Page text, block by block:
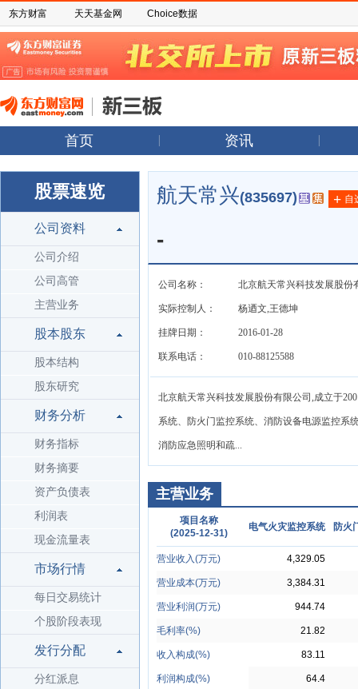
东方财富 天天基金网 Choice数据
首页 资讯
股票速览
公司资料
公司介绍
公司高管
主营业务
股本股东
股本结构
股东研究
财务分析
财务指标
财务摘要
资产负债表
利润表
现金流量表
市场行情
每日交易统计
个股阶段表现
发行分配
分红派息
航天常兴(835697) + 自
-
公司名称： 北京航天常兴科技发展股份
实际控制人： 杨迺文,王德坤
挂牌日期： 2016-01-28
联系电话： 010-88125588
北京航天常兴科技发展股份有限公司,成立于
系统、防火门监控系统、消防设备电源监控系
消防应急照明和疏...
主营业务
项目名称
(2025-12-31)
营业收入(万元)
营业成本(万元)
营业利润(万元)
毛利率(%)
收入构成(%)
利润构成(%)
电气火灾监控系统 防火
4,329.05
3,384.31
944.74
21.82
83.11
64.4